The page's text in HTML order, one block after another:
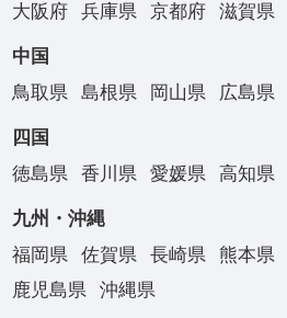
大阪府
兵庫県 京都府 滋賀県
中国
鳥取県
島根県 岡山県 広島県
四国
徳島県
香川県 愛媛県 高知県
九州・沖縄
福岡県
佐賀県 長崎県 熊本県
鹿児島県
沖縄県